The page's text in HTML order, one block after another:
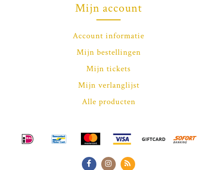
Mijn account
Account informatie
Mijn bestellingen
Mijn tickets
Mijn verlanglijst
Alle producten